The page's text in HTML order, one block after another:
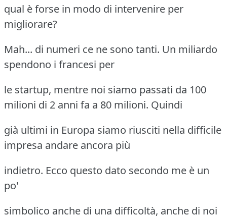
qual è forse in modo di intervenire per
migliorare?
Mah... di numeri ce ne sono tanti. Un miliardo
spendono i francesi per
le startup, mentre noi siamo passati da 100
milioni di 2 anni fa a 80 milioni. Quindi
già ultimi in Europa siamo riusciti nella difficile
impresa andare ancora più
indietro. Ecco questo dato secondo me è un
po'
simbolico anche di una difficoltà, anche di noi